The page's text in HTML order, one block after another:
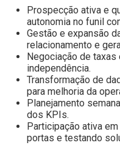
Prospecção ativa e
autonomia no funil
Gestão e expansão
relacionamento e
Negociação de
independência.
Transformação de
para melhoria da
Planejamento
dos KPIs.
Participação ativa
portas e testando